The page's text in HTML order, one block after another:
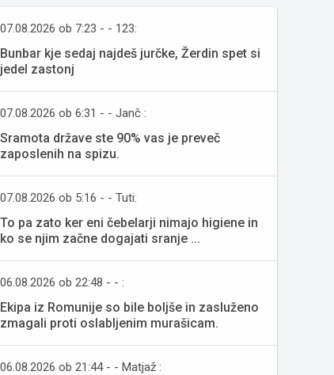
07.08.2026 ob 7:23 - - 123:
Bunbar kje sedaj najdeš jurčke, Žerdin spet si
jedel zastonj
07.08.2026 ob 6:31 - - Janč :
Sramota države ste 90% vas je preveč
zaposlenih na spizu.
07.08.2026 ob 5:16 - - Tuti:
To pa zato ker eni čebelarji nimajo higiene in
ko se njim začne dogajati sranje ...
06.08.2026 ob 22:48 - - :
Ekipa iz Romunije so bile boljše in zasluženo
zmagali proti oslabljenim murašicam.
06.08.2026 ob 21:44 - - Matjaž :